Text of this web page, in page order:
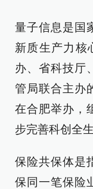
量子信息是国
新质生产力核
办、省科技厅
管局联合主办
在合肥举办，
步完善科创全
保险共保体是
保同一笔保险